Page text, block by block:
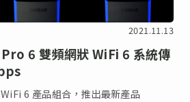
2021.11.13
6 雙頻網狀 WiFi 6 系統傳
6 產品組合，推出最新產品